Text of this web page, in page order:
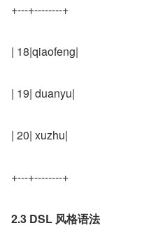
+---+--------+
| 18|qiaofeng|
| 19| duanyu|
| 20| xuzhu|
+---+--------+
2.3 DSL 风格语法